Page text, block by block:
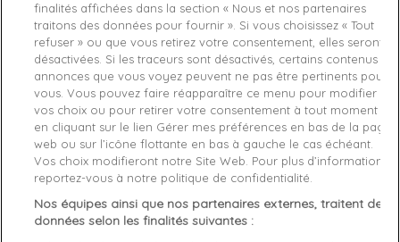
Référence W0BR0Q-S08A M
Fiche technique
Zebre
Matière Coton
Genre Femme
Rayon Vetement
finalités affichées dans la section « Nous et nos partenaires
traitons des données pour fournir ». Si vous choisissez « Tout
refuser » ou que vous retirez votre consentement, elles seront
désactivées. Si les traceurs sont désactivés, certains contenus et
annonces que vous voyez peuvent ne pas être pertinents pour
vous. Vous pouvez faire réapparaître ce menu pour modifier
vos choix ou pour retirer votre consentement à tout moment
en cliquant sur le lien Gérer mes préférences en bas de la page
web ou sur l’icône flottante en bas à gauche le cas échéant.
Vos choix modifieront notre Site Web. Pour plus d’informations,
reportez-vous à notre politique de confidentialité.
Nos équipes ainsi que nos partenaires externes, traitent des
données selon les finalités suivantes :